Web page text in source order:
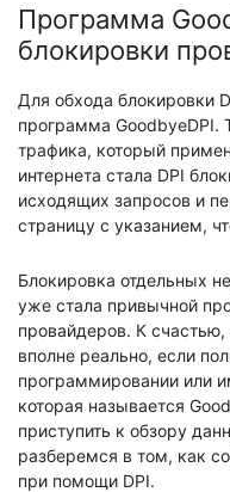
Программа
блокировки
Для обхода блокировки
программа
трафика, который
интернета стала DPI
исходящих запросов и
страницу с указанием,
Блокировка отдельных
уже стала привычной
провайдеров. К
вполне реально, если
программировании или
которая называется
приступить к обзору
разберемся в том, как
при помощи DPI.